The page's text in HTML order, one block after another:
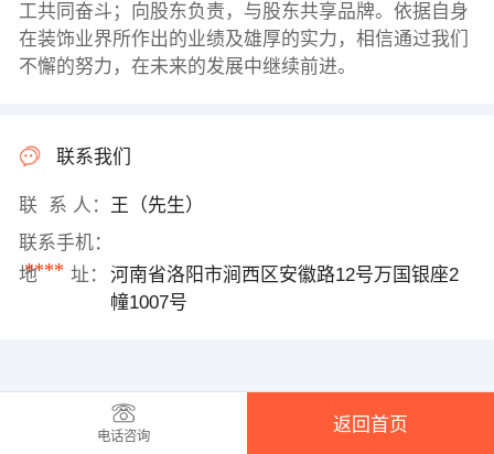
工共同奋斗；向股东负责，与股东共享品牌。依据自身
在装饰业界所作出的业绩及雄厚的实力，相信通过我们
不懈的努力，在未来的发展中继续前进。
联系我们
联 系 人： 王（先生）
联系手机：
****
地 址：
河南省洛阳市涧西区安徽路12号万国银座2
幢1007号
电话咨询
返回首页